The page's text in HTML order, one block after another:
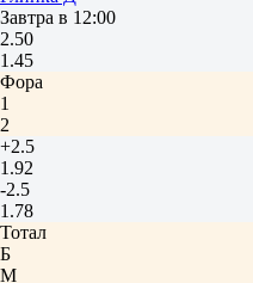
Завтра в 12:00
2.50
1.45
Фора
1
2
+2.5
1.92
-2.5
1.78
Тотал
Б
М